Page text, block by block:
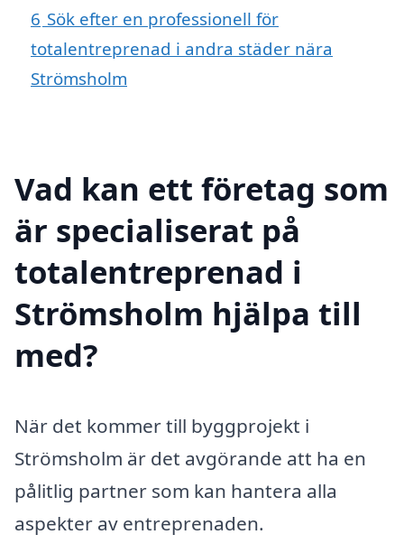
6 Sök efter en professionell för
totalentreprenad i andra städer nära
Strömsholm
Vad kan ett företag som
är specialiserat på
totalentreprenad i
Strömsholm hjälpa till
med?
När det kommer till byggprojekt i
Strömsholm är det avgörande att ha en
pålitlig partner som kan hantera alla
aspekter av entreprenaden.